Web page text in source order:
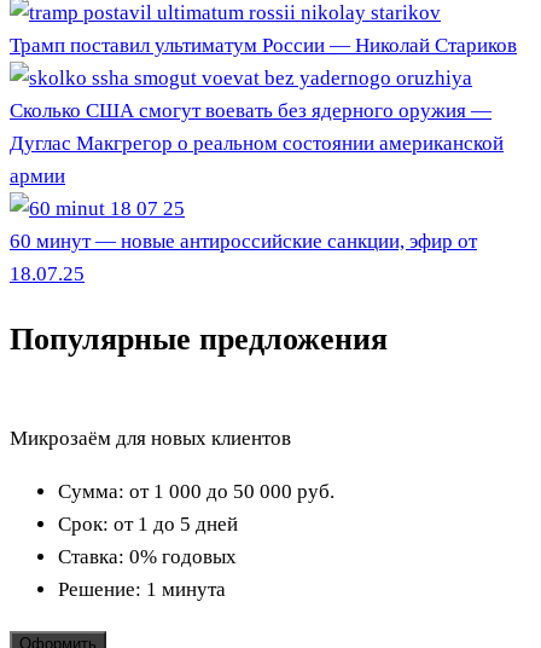
Трамп поставил ультиматум России — Николай Стариков
Сколько США смогут воевать без ядерного оружия —
Дуглас Макгрегор о реальном состоянии американской
армии
60 минут — новые антироссийские санкции, эфир от
18.07.25
Популярные предложения
Микрозаём для новых клиентов
Сумма: от 1 000 до 50 000 руб.
Срок: от 1 до 5 дней
Ставка: 0% годовых
Решение: 1 минута
Оформить